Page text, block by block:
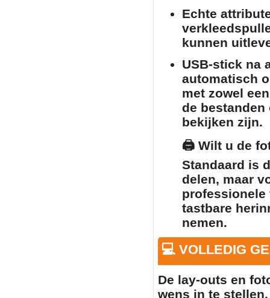
Echte
kunnen
USB-stick na
automatisch
met zowel
de
bekijken zijn.
🖨️ Wilt u de
Standaard is
delen, maar
professionele
tastbare
nemen.
💻 VOLLEDIG
De lay-outs en
wens in te